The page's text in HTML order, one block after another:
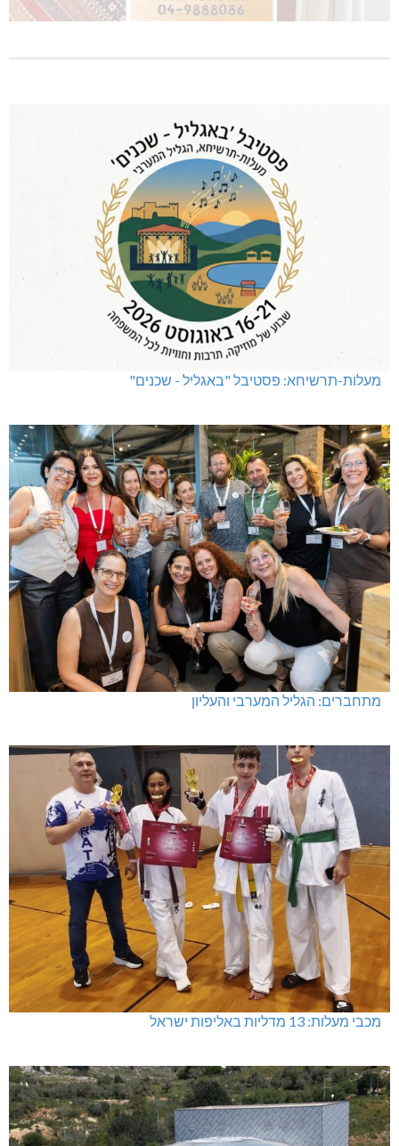
מעלות-תרשיחא: פסטיבל "באגליל - שכנים"
מתחברים: הגליל המערבי והעליון
מכבי מעלות: 13 מדליות באליפות ישראל